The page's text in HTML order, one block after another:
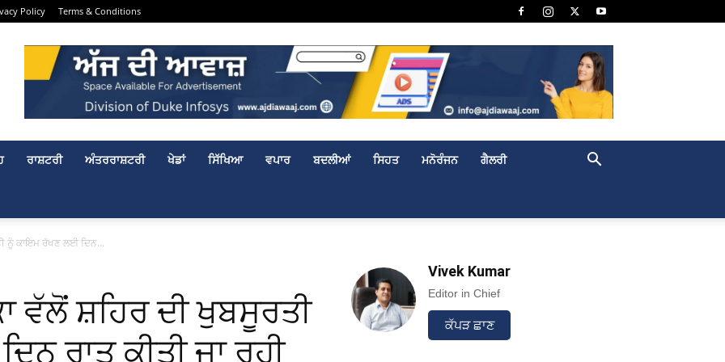
Policy Terms & Conditions
ਰਾਸ਼ਟਰੀ ਅੰਤਰਰਾਸ਼ਟਰੀ ਖੇਡਾਂ ਸਿੱਖਿਆ ਵਪਾਰ ਬਦਲੀਆਂ ਸਿਹਤ ਮਨੋਰੰਜਨ ਗੈਲਰੀ
ਨੂੰ ਕਾਇਮ ਰੱਖਣ ਲਈ ਦਿਨ...
ਵੱਲੋਂ ਸ਼ਹਿਰ ਦੀ ਖੁਬਸੂਰਤੀ
ਰਾਤ ਕੀਤੀ ਜਾ ਰਹੀ
Vivek Kumar
Editor in Chief
ਕੱਪੜ ਛਾਣ